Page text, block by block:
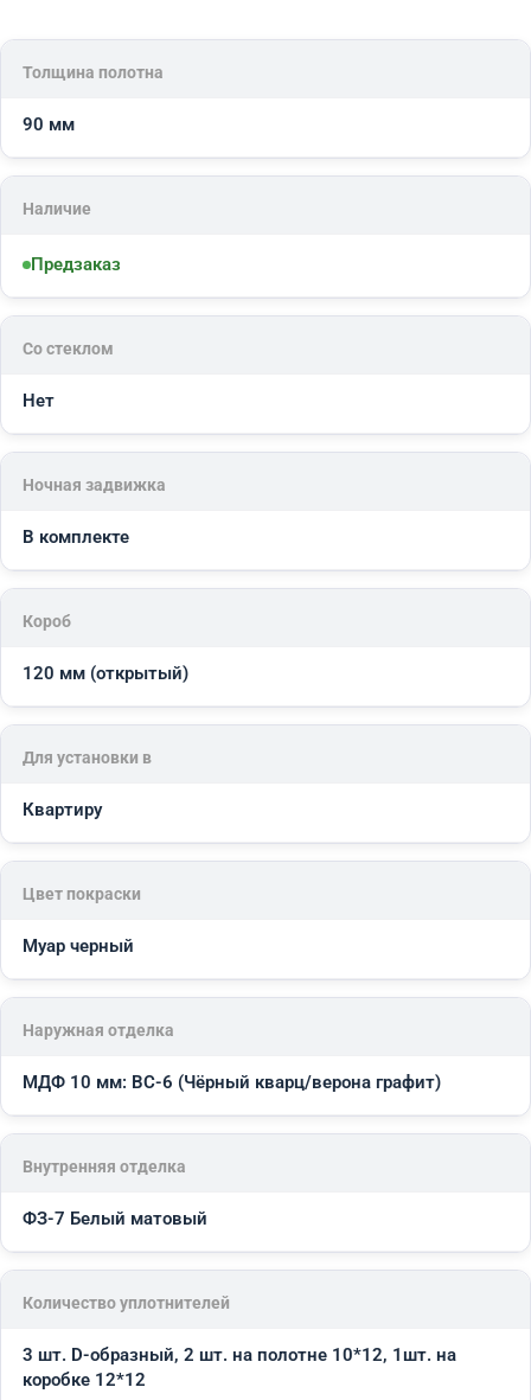
Толщина полотна
90 мм
Наличие
Предзаказ
Со стеклом
Нет
Ночная задвижка
В комплекте
Короб
120 мм (открытый)
Для установки в
Квартиру
Цвет покраски
Муар черный
Наружная отделка
МДФ 10 мм: ВС-6 (Чёрный кварц/верона графит)
Внутренняя отделка
ФЗ-7 Белый матовый
Количество уплотнителей
3 шт. D-образный, 2 шт. на полотне 10*12, 1шт. на
коробке 12*12